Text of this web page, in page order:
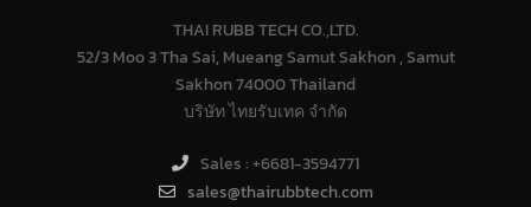
THAI RUBB TECH CO.,LTD.
52/3 Moo 3 Tha Sai, Mueang Samut Sakhon , Samut
Sakhon 74000 Thailand
บริษัท ไทยรับเทค จำกัด
Sales : +6681-3594771
sales@thairubbtech.com